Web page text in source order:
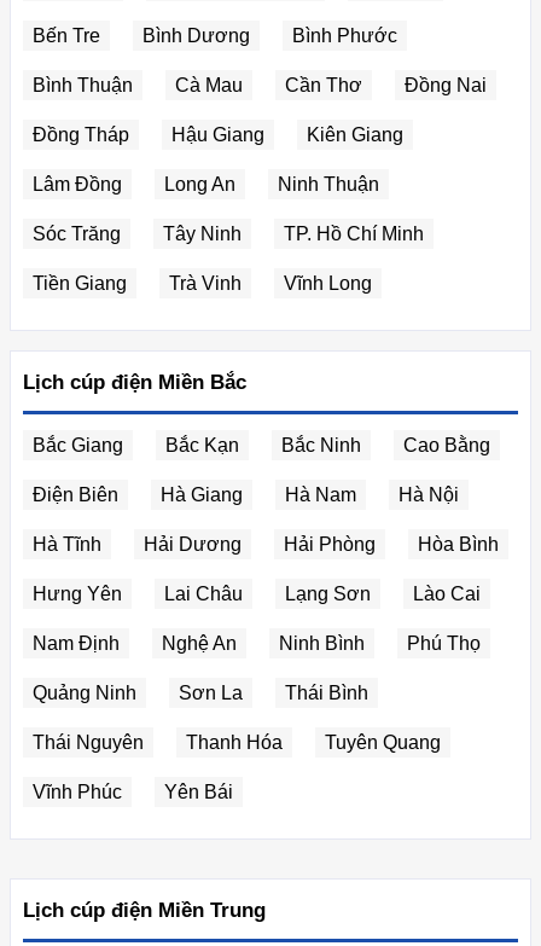
Bến Tre Bình Dương Bình Phước
Bình Thuận Cà Mau Cần Thơ Đồng Nai
Đồng Tháp Hậu Giang Kiên Giang
Lâm Đồng Long An Ninh Thuận
Sóc Trăng Tây Ninh TP. Hồ Chí Minh
Tiền Giang Trà Vinh Vĩnh Long
Lịch cúp điện Miền Bắc
Bắc Giang Bắc Kạn Bắc Ninh Cao Bằng
Điện Biên Hà Giang Hà Nam Hà Nội
Hà Tĩnh Hải Dương Hải Phòng Hòa Bình
Hưng Yên Lai Châu Lạng Sơn Lào Cai
Nam Định Nghệ An Ninh Bình Phú Thọ
Quảng Ninh Sơn La Thái Bình
Thái Nguyên Thanh Hóa Tuyên Quang
Vĩnh Phúc Yên Bái
Lịch cúp điện Miền Trung